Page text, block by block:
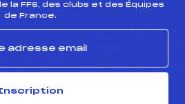
la FFS, des clubs et des Équipes
de France.